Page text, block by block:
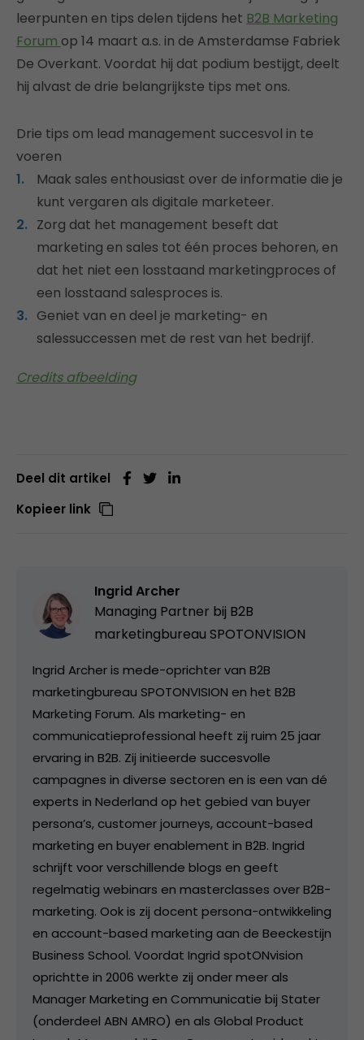
leerpunten en tips delen tijdens het B2B Marketing
Forum op 14 maart a.s. in de Amsterdamse Fabriek
De Overkant. Voordat hij dat podium bestijgt, deelt
hij alvast de drie belangrijkste tips met ons.
Drie tips om lead management succesvol in te
voeren
Maak sales enthousiast over de informatie die je
kunt vergaren als digitale marketeer.
Zorg dat het management beseft dat
marketing en sales tot één proces behoren, en
dat het niet een losstaand marketingproces of
een losstaand salesproces is.
Geniet van en deel je marketing- en
salessuccessen met de rest van het bedrijf.
Credits afbeelding
Deel dit artikel
Kopieer link
Ingrid Archer
Managing Partner bij B2B
marketingbureau SPOTONVISION
Ingrid Archer is mede-oprichter van B2B
marketingbureau SPOTONVISION en het B2B
Marketing Forum. Als marketing- en
communicatieprofessional heeft zij ruim 25 jaar
ervaring in B2B. Zij initieerde succesvolle
campagnes in diverse sectoren en is een van dé
experts in Nederland op het gebied van buyer
persona’s, customer journeys, account-based
marketing en buyer enablement in B2B. Ingrid
schrijft voor verschillende blogs en geeft
regelmatig webinars en masterclasses over B2B-
marketing. Ook is zij docent persona-ontwikkeling
en account-based marketing aan de Beeckestijn
Business School. Voordat Ingrid spotONvision
oprichtte in 2006 werkte zij onder meer als
Manager Marketing en Communicatie bij Stater
(onderdeel ABN AMRO) en als Global Product